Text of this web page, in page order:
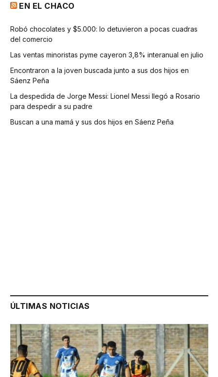
EN EL CHACO
Robó chocolates y $5.000: lo detuvieron a pocas cuadras
del comercio
Las ventas minoristas pyme cayeron 3,8% interanual en julio
Encontraron a la joven buscada junto a sus dos hijos en
Sáenz Peña
La despedida de Jorge Messi: Lionel Messi llegó a Rosario
para despedir a su padre
Buscan a una mamá y sus dos hijos en Sáenz Peña
ÚLTIMAS NOTICIAS